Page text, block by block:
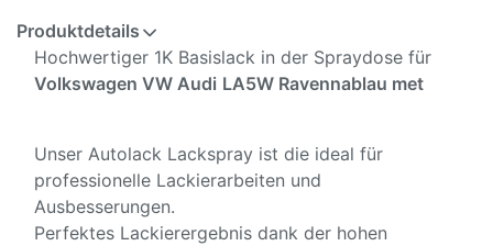
Produktdetails
Hochwertiger 1K Basislack in der Spraydose für
Volkswagen VW Audi LA5W Ravennablau met
Unser Autolack Lackspray ist die ideal für
professionelle Lackierarbeiten und
Ausbesserungen.
Perfektes Lackierergebnis dank der hohen